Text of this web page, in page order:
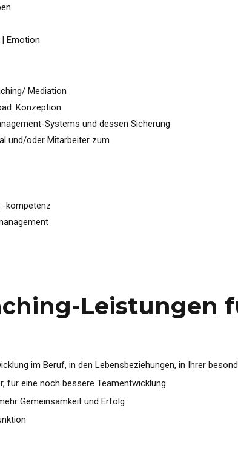
Emotion
Mediation
Konzeption
Systems und dessen Sicherung
und/oder Mitarbeiter zum
-kompetenz
Leistungen
im Beruf, in den Lebensbeziehungen, in Ihrer
für eine noch bessere Teamentwicklung
Gemeinsamkeit und Erfolg